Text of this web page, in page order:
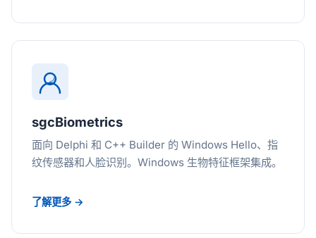
sgcBiometrics
面向 Delphi 和 C++ Builder 的 Windows Hello、指
纹传感器和人脸识别。Windows 生物特征框架集成。
了解更多 →